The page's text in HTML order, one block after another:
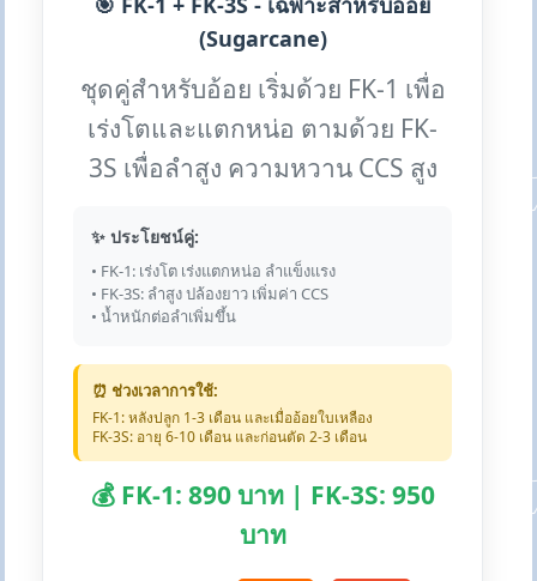
(Sugarcane)
ชุดคู่สำหรับอ้อย เริ่มด้วย FK-1 เพื่อ
เร่งโตและแตกหน่อ ตามด้วย FK-
3S เพื่อลำสูง ความหวาน CCS สูง
✨ ประโยชน์คู่:
• FK-1: เร่งโต เร่งแตกหน่อ ลำแข็งแรง
• FK-3S: ลำสูง ปล้องยาว เพิ่มค่า CCS
• น้ำหนักต่อลำเพิ่มขึ้น
⏰ ช่วงเวลาการใช้:
FK-1: หลังปลูก 1-3 เดือน และเมื่ออ้อยใบเหลือง
FK-3S: อายุ 6-10 เดือน และก่อนตัด 2-3 เดือน
💰 FK-1: 890 บาท | FK-3S: 950
บาท